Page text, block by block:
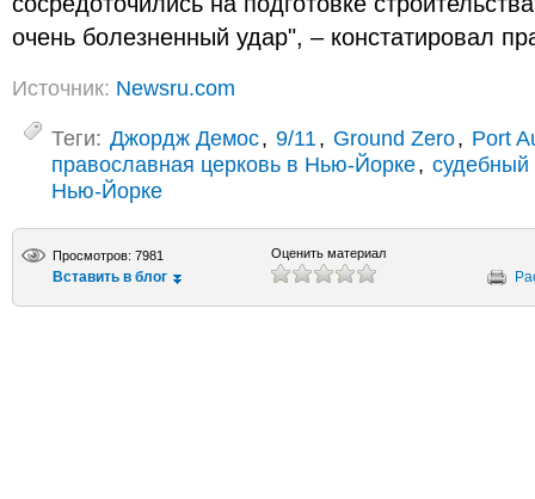
очень болезненный удар", – констатировал
Источник: Newsru.com
Теги: Джордж Демос, 9/11, Ground Zero, Port
православная церковь в Нью-Йорке, судебный
Нью-Йорке
Просмотров: 7981
Вставить в блог
Оценить материал